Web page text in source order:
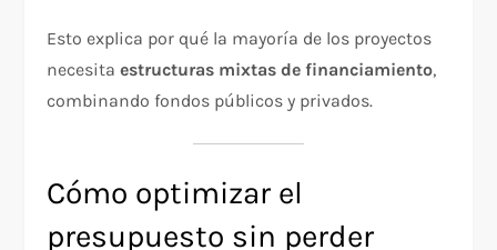
Esto explica por qué la mayoría de los proyectos
necesitaestructuras mixtas de financiamiento,
combinando fondos públicos y privados.
Cómo optimizar el
presupuesto sin perder